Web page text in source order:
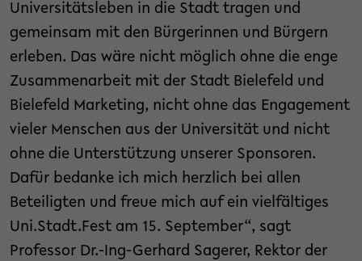
Universitätsleben in die Stadt tragen und
gemeinsam mit den Bürgerinnen und Bürgern
erleben. Das wäre nicht möglich ohne die enge
Zusammenarbeit mit der Stadt Bielefeld und
Bielefeld Marketing, nicht ohne das Engagement
vieler Menschen aus der Universität und nicht
ohne die Unterstützung unserer Sponsoren.
Dafür bedanke ich mich herzlich bei allen
Beteiligten und freue mich auf ein vielfältiges
Uni.Stadt.Fest am 15. September“, sagt
Professor Dr.-Ing-Gerhard Sagerer, Rektor der